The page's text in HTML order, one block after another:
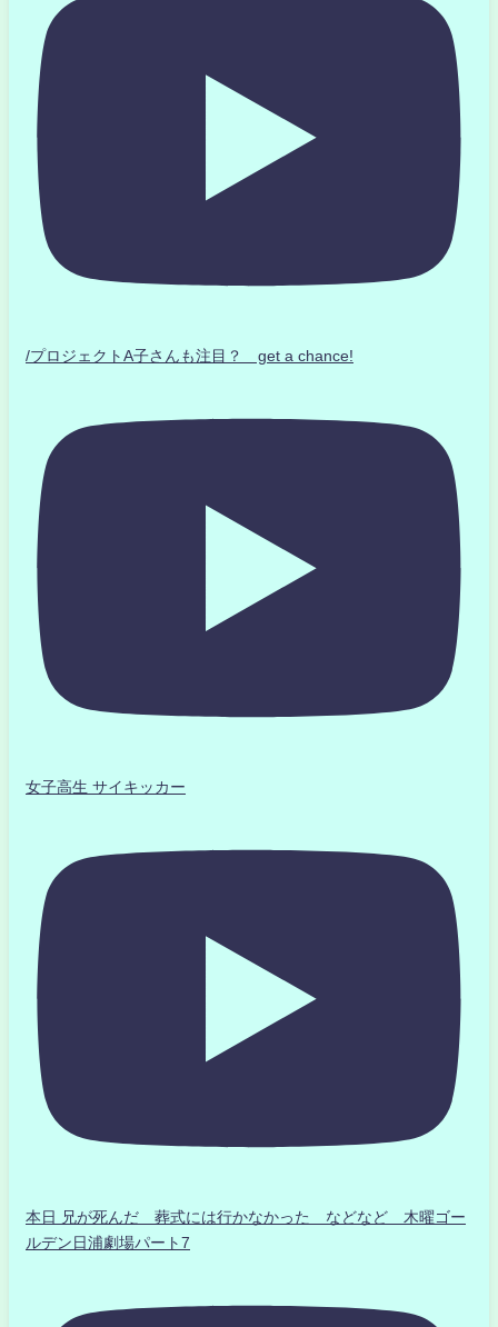
/プロジェクトA子さんも注目？ get a chance!
女子高生 サイキッカー
本日 兄が死んだ 葬式には行かなかった などなど 木曜ゴー
ルデン日浦劇場パート7